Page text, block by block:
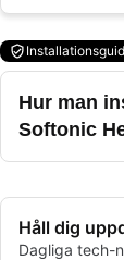
Hur man
Softonic
Håll dig
Dagliga tech-